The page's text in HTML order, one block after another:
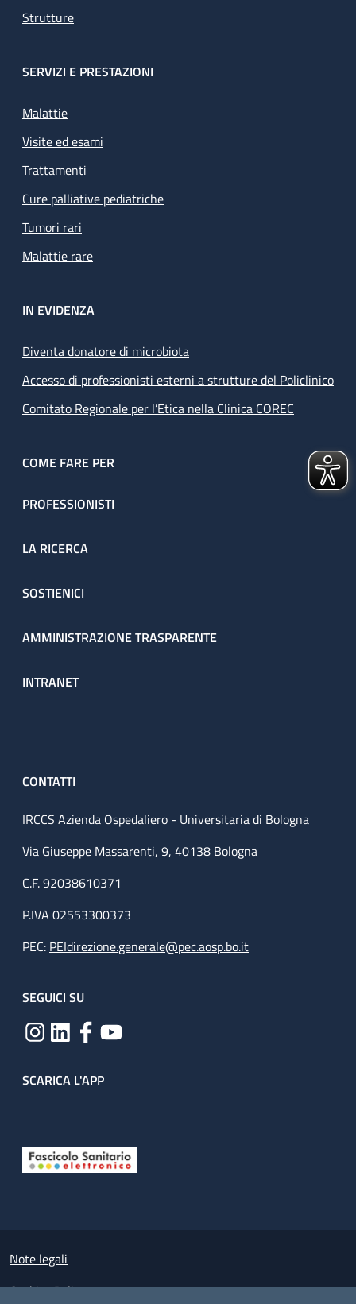
Strutture
SERVIZI E PRESTAZIONI
Malattie
Visite ed esami
Trattamenti
Cure palliative pediatriche
Tumori rari
Malattie rare
IN EVIDENZA
Diventa donatore di microbiota
Accesso di professionisti esterni a strutture del Policlinico
Comitato Regionale per l’Etica nella Clinica COREC
COME FARE PER
PROFESSIONISTI
LA RICERCA
SOSTIENICI
AMMINISTRAZIONE TRASPARENTE
INTRANET
CONTATTI
IRCCS Azienda Ospedaliero - Universitaria di Bologna
Via Giuseppe Massarenti, 9, 40138 Bologna
C.F. 92038610371
P.IVA 02553300373
PEC: PEIdirezione.generale@pec.aosp.bo.it
SEGUICI SU
SCARICA L'APP
Small prints
Note legali
Cookies Policy